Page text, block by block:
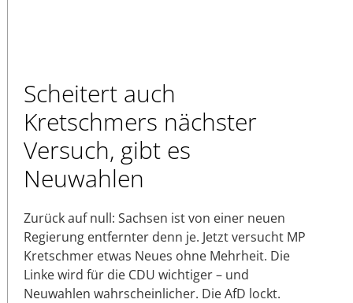
Scheitert auch
Kretschmers nächster
Versuch, gibt es
Neuwahlen
Zurück auf null: Sachsen ist von einer neuen
Regierung entfernter denn je. Jetzt versucht MP
Kretschmer etwas Neues ohne Mehrheit. Die
Linke wird für die CDU wichtiger – und
Neuwahlen wahrscheinlicher. Die AfD lockt.